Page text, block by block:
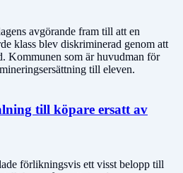
avgörande fram till att en
klass blev diskriminerad genom att
Kommunen som är huvudman för
till eleven.
till köpare ersatt av
förlikningsvis ett visst belopp till